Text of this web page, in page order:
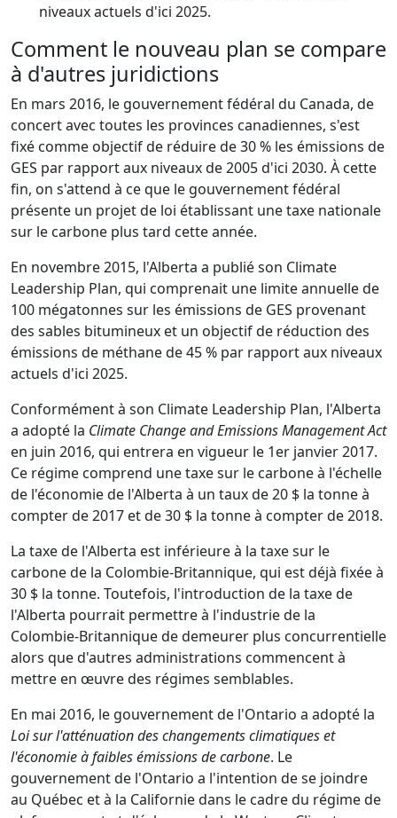
niveaux actuels d'ici 2025.
Comment le nouveau plan se compare
à d'autres juridictions
En mars 2016, le gouvernement fédéral du Canada, de
concert avec toutes les provinces canadiennes, s'est
fixé comme objectif de réduire de 30 % les émissions de
GES par rapport aux niveaux de 2005 d'ici 2030. À cette
fin, on s'attend à ce que le gouvernement fédéral
présente un projet de loi établissant une taxe nationale
sur le carbone plus tard cette année.
En novembre 2015, l'Alberta a publié son Climate
Leadership Plan, qui comprenait une limite annuelle de
100 mégatonnes sur les émissions de GES provenant
des sables bitumineux et un objectif de réduction des
émissions de méthane de 45 % par rapport aux niveaux
actuels d'ici 2025.
Conformément à son Climate Leadership Plan, l'Alberta
a adopté la Climate Change and Emissions Management Act
en juin 2016, qui entrera en vigueur le 1er janvier 2017.
Ce régime comprend une taxe sur le carbone à l'échelle
de l'économie de l'Alberta à un taux de 20 $ la tonne à
compter de 2017 et de 30 $ la tonne à compter de 2018.
La taxe de l'Alberta est inférieure à la taxe sur le
carbone de la Colombie-Britannique, qui est déjà fixée à
30 $ la tonne. Toutefois, l'introduction de la taxe de
l'Alberta pourrait permettre à l'industrie de la
Colombie-Britannique de demeurer plus concurrentielle
alors que d'autres administrations commencent à
mettre en œuvre des régimes semblables.
En mai 2016, le gouvernement de l'Ontario a adopté la
Loi sur l'atténuation des changements climatiques et
l'économie à faibles émissions de carbone. Le
gouvernement de l'Ontario a l'intention de se joindre
au Québec et à la Californie dans le cadre du régime de